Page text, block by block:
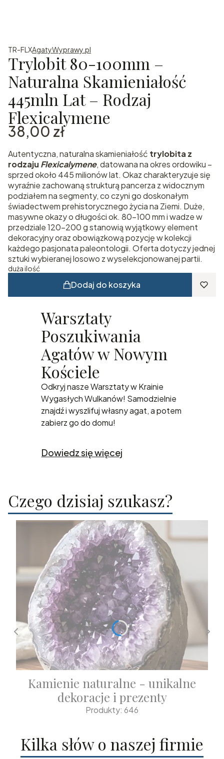
TR-FLXAgatyWyprawy.pl
Trylobit 80-100mm –
Naturalna Skamieniałość
445mln Lat – Rodzaj
Flexicalymene
Cena
38,00 zł
Autentyczna, naturalna skamieniałość trylobita z
rodzaju Flexicalymene, datowana na okres ordowiku –
sprzed około 445 milionów lat. Okaz charakteryzuje się
wyraźnie zachowaną strukturą pancerza z widocznym
podziałem na segmenty, co czyni go doskonałym
świadectwem prehistorycznego życia na Ziemi. Duże,
masywne okazy o długości ok. 80–100 mm i wadze w
przedziale 120–200 g stanowią wyjątkowy element
dekoracyjny oraz obowiązkową pozycję w kolekcji
każdego pasjonata paleontologii. Oferta dotyczy jednej
sztuki wybieranej losowo z wyselekcjonowanej partii.
duża ilość
Dodaj do koszyka
Warsztaty
Poszukiwania
Agatów w Nowym
Kościele
Odkryj nasze Warsztaty w Krainie
Wygasłych Wulkanów! Samodzielnie
znajdź i wyszlifuj własny agat, a potem
zabierz go do domu!
Dowiedz się więcej
Czego dzisiaj szukasz?
Kamienie naturalne - unikalne
dekoracje i prezenty
Produkty: 646
Kilka słów o naszej firmie